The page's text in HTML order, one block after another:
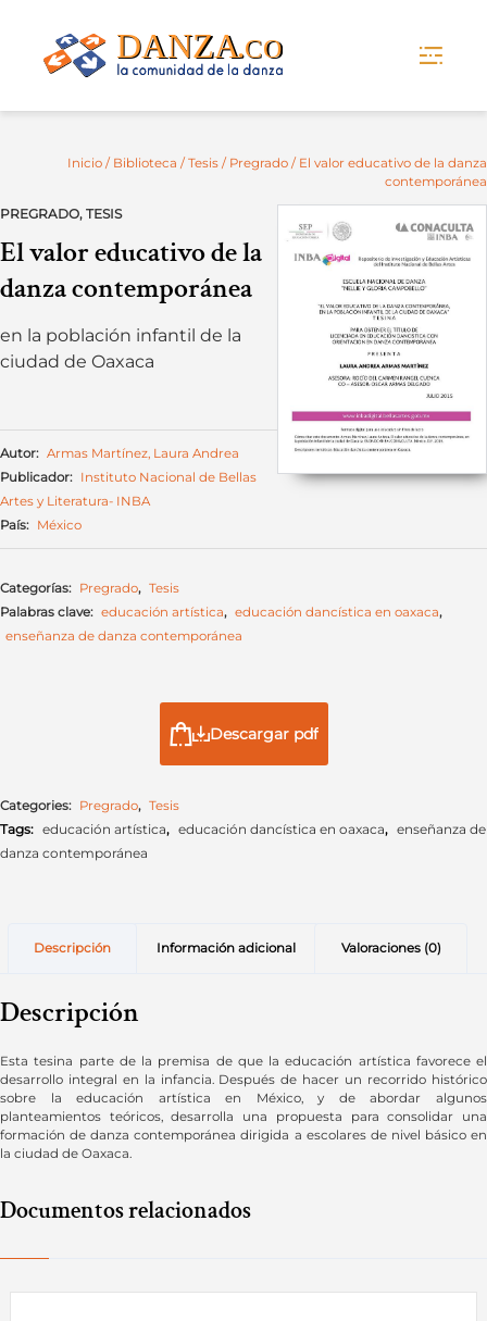
Inicio / Biblioteca / Tesis / Pregrado / El valor educativo de la danza
contemporánea
PREGRADO, TESIS
El valor educativo de la
danza contemporánea
en la población infantil de la
ciudad de Oaxaca
Autor: Armas Martínez, Laura Andrea
Publicador: Instituto Nacional de Bellas
Artes y Literatura- INBA
País: México
Categorías: Pregrado, Tesis
Palabras clave: educación artística, educación dancística en oaxaca,
enseñanza de danza contemporánea
Descargar pdf
Categories: Pregrado, Tesis
Tags: educación artística, educación dancística en oaxaca, enseñanza de
danza contemporánea
Descripción Información adicional Valoraciones (0)
Descripción
Esta tesina parte de la premisa de que la educación artística favorece el
desarrollo integral en la infancia. Después de hacer un recorrido histórico
sobre la educación artística en México, y de abordar algunos
planteamientos teóricos, desarrolla una propuesta para consolidar una
formación de danza contemporánea dirigida a escolares de nivel básico en
la ciudad de Oaxaca.
Documentos relacionados